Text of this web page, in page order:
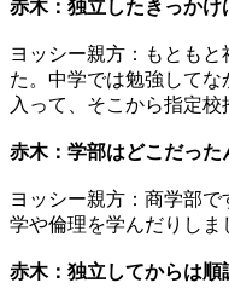
赤木：独立したきっかけ
ヨッシー親方：もとも
た。中学では勉強して
入って、そこから指定校
赤木：学部はどこだった
ヨッシー親方：商学部
学や倫理を学んだりしま
赤木：独立してからは順